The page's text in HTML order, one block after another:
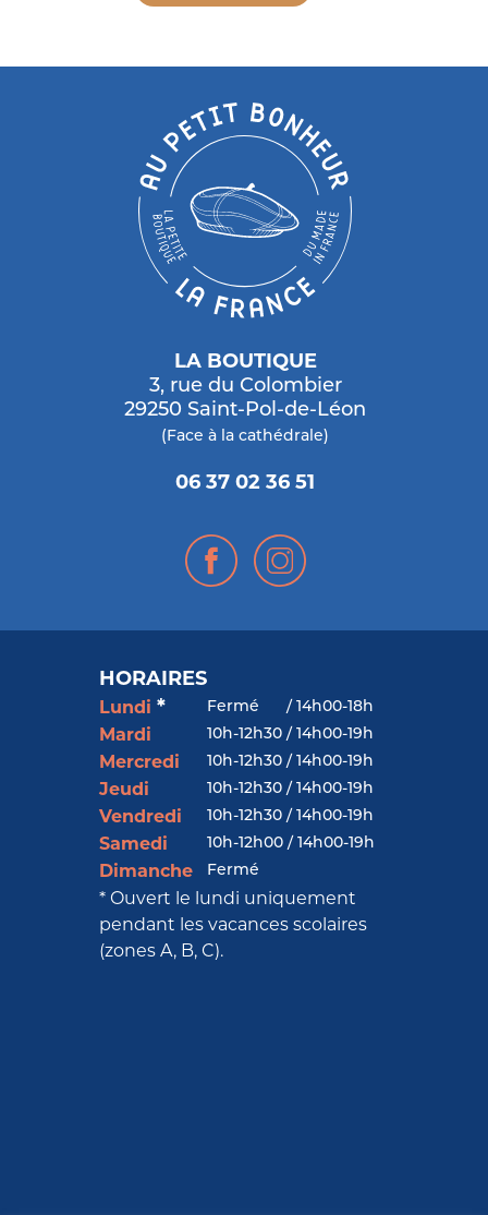
LA BOUTIQUE
3, rue du Colombier
29250 Saint-Pol-de-Léon
(Face à la cathédrale)
06 37 02 36 51
HORAIRES
Lundi *
Mardi
Mercredi
Jeudi
Vendredi
Samedi
Dimanche
Fermé / 14h00-18h
10h-12h30 / 14h00-19h
10h-12h30 / 14h00-19h
10h-12h30 / 14h00-19h
10h-12h30 / 14h00-19h
10h-12h00 / 14h00-19h
Fermé
* Ouvert le lundi uniquement
pendant les vacances scolaires
(zones A, B, C).